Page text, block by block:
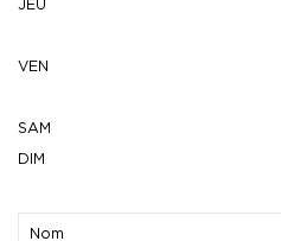
JEU
VEN
SAM
DIM